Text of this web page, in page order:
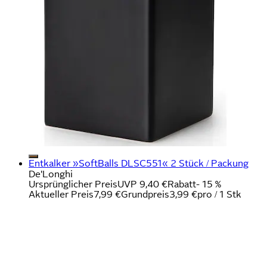
Entkalker »SoftBalls DLSC551« 2 Stück / Packung
De'Longhi
Ursprünglicher PreisUVP 9,40 €Rabatt- 15 %
Aktueller Preis7,99 €Grundpreis3,99 €pro / 1 Stk